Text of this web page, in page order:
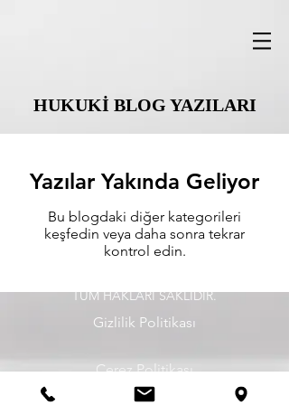
HUKUKİ BLOG YAZILARI
Yazılar Yakında Geliyor
Bu blogdaki diğer kategorileri
keşfedin veya daha sonra tekrar
kontrol edin.
TÜM HAKLARI SAKLIDIR.
Gizlilik Politikası
Çerez Politikası